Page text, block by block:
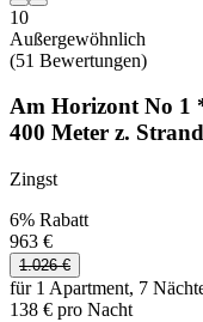
10
Außergewöhnlich
(51 Bewertungen)
Am Horizont No 1
400 Meter z. Strand
Zingst
6% Rabatt
963 €
1.026 €
für 1 Apartment, 7
138 € pro Nacht